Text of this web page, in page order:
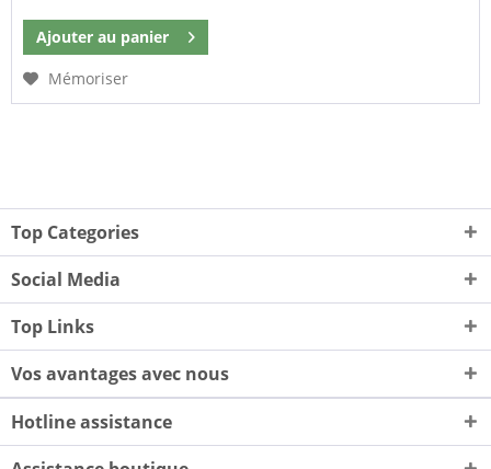
Ajouter au panier
Mémoriser
Top Categories
Social Media
Top Links
Vos avantages avec nous
Hotline assistance